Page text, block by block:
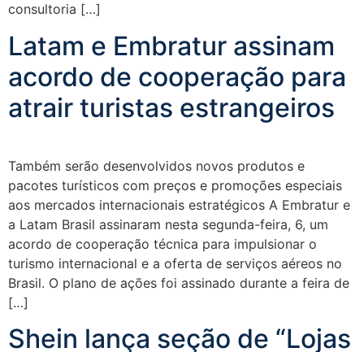
consultoria […]
Latam e Embratur assinam
acordo de cooperação para
atrair turistas estrangeiros
Também serão desenvolvidos novos produtos e
pacotes turísticos com preços e promoções especiais
aos mercados internacionais estratégicos A Embratur e
a Latam Brasil assinaram nesta segunda-feira, 6, um
acordo de cooperação técnica para impulsionar o
turismo internacional e a oferta de serviços aéreos no
Brasil. O plano de ações foi assinado durante a feira de
[…]
Shein lança seção de “Lojas